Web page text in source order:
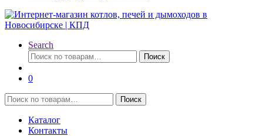
Search
Искать:
Поиск
0
Искать:
Поиск
Каталог
Контакты